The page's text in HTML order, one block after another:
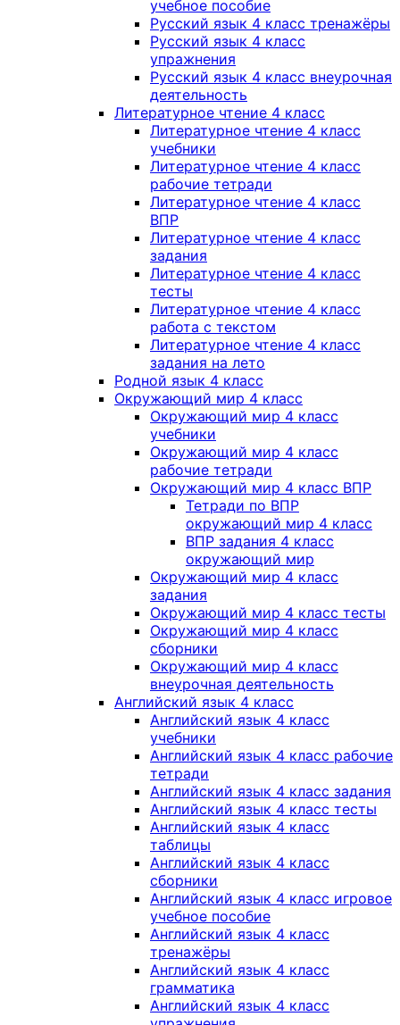
учебное пособие
Русский язык 4 класс тренажёры
Русский язык 4 класс
упражнения
Русский язык 4 класс внеурочная
деятельность
Литературное чтение 4 класс
Литературное чтение 4 класс
учебники
Литературное чтение 4 класс
рабочие тетради
Литературное чтение 4 класс
ВПР
Литературное чтение 4 класс
задания
Литературное чтение 4 класс
тесты
Литературное чтение 4 класс
работа с текстом
Литературное чтение 4 класс
задания на лето
Родной язык 4 класс
Окружающий мир 4 класс
Окружающий мир 4 класс
учебники
Окружающий мир 4 класс
рабочие тетради
Окружающий мир 4 класс ВПР
Тетради по ВПР
окружающий мир 4 класс
ВПР задания 4 класс
окружающий мир
Окружающий мир 4 класс
задания
Окружающий мир 4 класс тесты
Окружающий мир 4 класс
сборники
Окружающий мир 4 класс
внеурочная деятельность
Английский язык 4 класс
Английский язык 4 класс
учебники
Английский язык 4 класс рабочие
тетради
Английский язык 4 класс задания
Английский язык 4 класс тесты
Английский язык 4 класс
таблицы
Английский язык 4 класс
сборники
Английский язык 4 класс игровое
учебное пособие
Английский язык 4 класс
тренажёры
Английский язык 4 класс
грамматика
Английский язык 4 класс